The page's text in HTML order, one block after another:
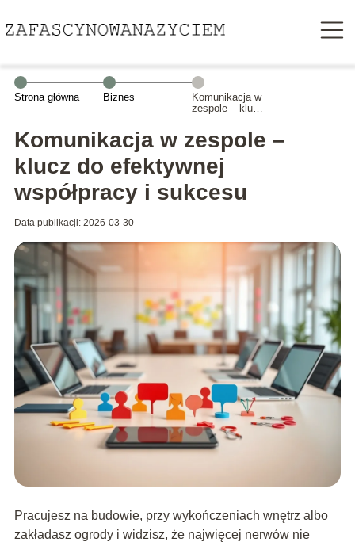
Strona główna Biznes
Komunikacja w
zespole – klucz
sukcesu
Komunikacja w zespole –
klucz do efektywnej
współpracy i sukcesu
Data publikacji: 2026-03-30
Pracujesz na budowie, przy wykończeniach wnętrz albo
zakładasz ogrody i widzisz, że najwięcej nerwów nie